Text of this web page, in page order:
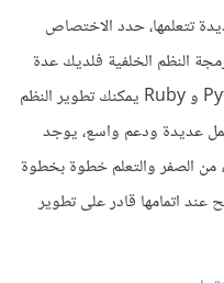
تتعلمها، حدد الاختصاص
النظم الخلفية فلديك عدة
لغات منها PHP و Javascript و Python و Ruby يمكنك تطوير النظم
عديدة ودعم واسع، يوجد
من الصفر والتعلم خطوة بخطوة
اتمامها قادر على تطوير